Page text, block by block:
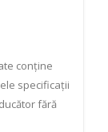
conține
specificații
fără